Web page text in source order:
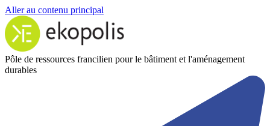
Aller au contenu principal
Pôle de ressources francilien pour le bâtiment et l'aménagement
durables